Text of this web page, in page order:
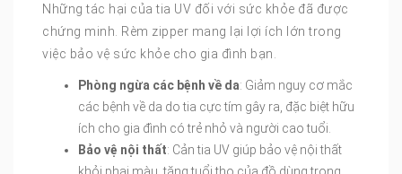
Những tác hại của tia UV đối với sức khỏe đã được
chứng minh. Rèm zipper mang lại lợi ích lớn trong
việc bảo vệ sức khỏe cho gia đình bạn.
Phòng ngừa các bệnh về da: Giảm nguy cơ mắc
các bệnh về da do tia cực tím gây ra, đặc biệt hữu
ích cho gia đình có trẻ nhỏ và người cao tuổi.
Bảo vệ nội thất: Cản tia UV giúp bảo vệ nội thất
khỏi phai màu, tăng tuổi thọ của đồ dùng trong